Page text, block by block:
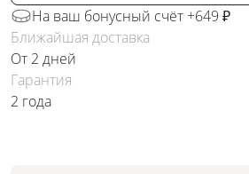
На ваш бонусный счёт +649 ₽
Ближайшая доставка
От 2 дней
Гарантия
2 года